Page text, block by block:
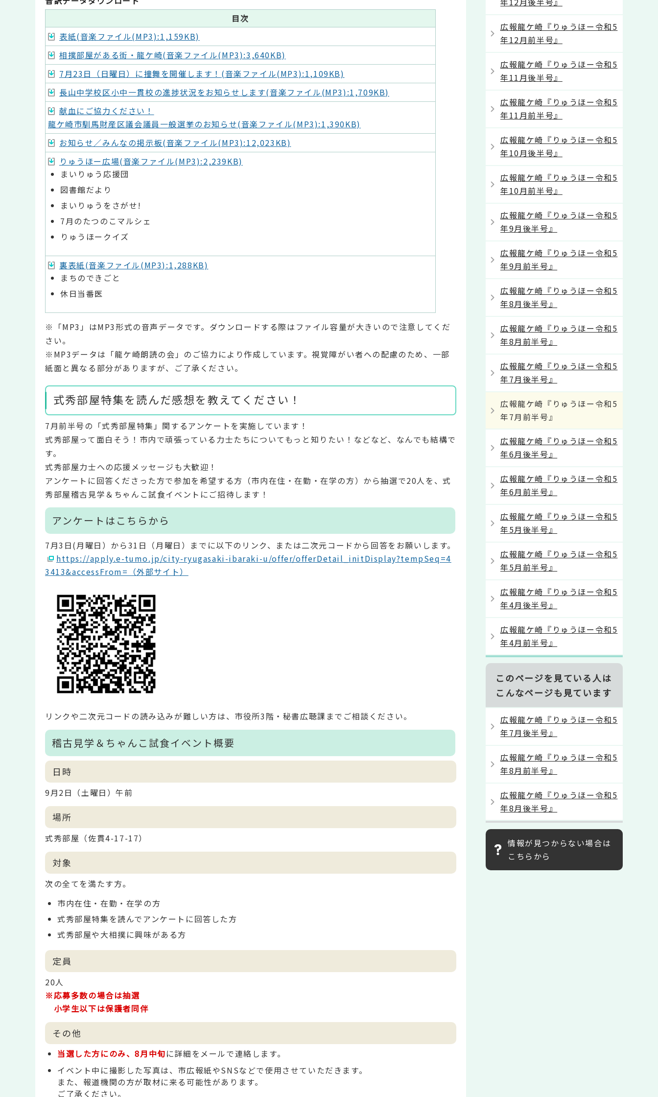
目次
表紙(音楽ファイル(MP3):1,159KB)
相撲部屋がある街・龍ケ崎(音楽ファイル(MP3):3,640KB)
7月23日（日曜日）に撞舞を開催します！(音楽ファイル(MP3):1,109KB)
長山中学校区小中一貫校の進捗状況をお知らせします(音楽ファイル(MP3):1,709KB)
献血にご協力ください！
龍ケ崎市馴馬財産区議会議員一般選挙のお知らせ(音楽ファイル(MP3):1,390KB)
お知らせ／みんなの掲示板(音楽ファイル(MP3):12,023KB)
りゅうほー広場(音楽ファイル(MP3):2,239KB)
まいりゅう応援団
図書館だより
まいりゅうをさがせ!
7月のたつのこマルシェ
りゅうほークイズ
裏表紙(音楽ファイル(MP3):1,288KB)
まちのできごと
休日当番医
※「MP3」はMP3形式の音声データです。ダウンロードする際はファイル容量が大きいので注意してくだ
さい。
※MP3データは「龍ケ崎朗読の会」のご協力により作成しています。視覚障がい者への配慮のため、一部
紙面と異なる部分がありますが、ご了承ください。
式秀部屋特集を読んだ感想を教えてください！
7月前半号の「式秀部屋特集」関するアンケートを実施しています！
式秀部屋って面白そう！市内で頑張っている力士たちについてもっと知りたい！などなど、なんでも結構で
す。
式秀部屋力士への応援メッセージも大歓迎！
アンケートに回答くださった方で参加を希望する方（市内在住・在勤・在学の方）から抽選で20人を、式
秀部屋稽古見学＆ちゃんこ試食イベントにご招待します！
アンケートはこちらから
7月3日(月曜日）から31日（月曜日）までに以下のリンク、または二次元コードから回答をお願いします。
https://apply.e-tumo.jp/city-ryugasaki-ibaraki-u/offer/offerDetail_initDisplay?tempSeq=4
3413&accessFrom=（外部サイト）
リンクや二次元コードの読み込みが難しい方は、市役所3階・秘書広聴課までご相談ください。
稽古見学＆ちゃんこ試食イベント概要
日時
9月2日（土曜日）午前
場所
式秀部屋（佐貫4-17-17）
対象
次の全てを満たす方。
市内在住・在勤・在学の方
式秀部屋特集を読んでアンケートに回答した方
式秀部屋や大相撲に興味がある方
定員
20人
※応募多数の場合は抽選
小学生以下は保護者同伴
その他
当選した方にのみ、8月中旬に詳細をメールで連絡します。
イベント中に撮影した写真は、市広報紙やSNSなどで使用させていただきます。
また、報道機関の方が取材に来る可能性があります。
ご了承ください。
広報龍ケ崎『りゅうほー令和5
年12月前半号』
広報龍ケ崎『りゅうほー令和5
年11月後半号』
広報龍ケ崎『りゅうほー令和5
年11月前半号』
広報龍ケ崎『りゅうほー令和5
年10月後半号』
広報龍ケ崎『りゅうほー令和5
年10月前半号』
広報龍ケ崎『りゅうほー令和5
年9月後半号』
広報龍ケ崎『りゅうほー令和5
年9月前半号』
広報龍ケ崎『りゅうほー令和5
年8月後半号』
広報龍ケ崎『りゅうほー令和5
年8月前半号』
広報龍ケ崎『りゅうほー令和5
年7月後半号』
広報龍ケ崎『りゅうほー令和5
年7月前半号』
広報龍ケ崎『りゅうほー令和5
年6月後半号』
広報龍ケ崎『りゅうほー令和5
年6月前半号』
広報龍ケ崎『りゅうほー令和5
年5月後半号』
広報龍ケ崎『りゅうほー令和5
年5月前半号』
広報龍ケ崎『りゅうほー令和5
年4月後半号』
広報龍ケ崎『りゅうほー令和5
年4月前半号』
このページを見ている人は
こんなページも見ています
広報龍ケ崎『りゅうほー令和5
年7月後半号』
広報龍ケ崎『りゅうほー令和5
年8月前半号』
広報龍ケ崎『りゅうほー令和5
年8月後半号』
情報が見つからない場合は
こちらから